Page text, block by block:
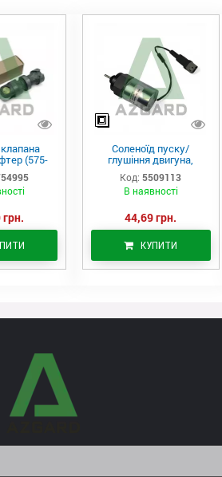
(575-
Соленоїд пуску/
глушіння двигуна,
актуатор (550-9113)
Код: 5509113
В наявності
44,69 грн.
КУПИТИ